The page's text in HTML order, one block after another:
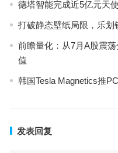
德塔智能完成近5亿元天
打破静态壁纸局限，乐
前瞻量化：从7月A股震
值
韩国Tesla Magnetics推
发表回复